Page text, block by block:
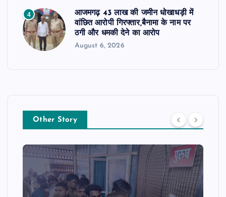
4
आजमगढ़ 43 लाख की जमीन धोखाधड़ी में
वांछित आरोपी गिरफ्तार,बैनामा के नाम पर
ठगी और धमकी देने का आरोप
August 6, 2026
Other Story